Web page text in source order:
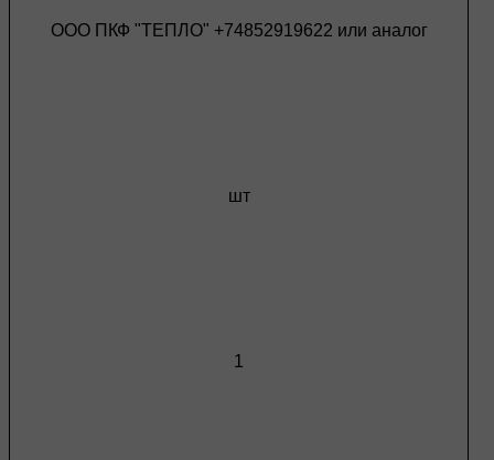
ООО ПКФ "ТЕПЛО" +74852919622 или аналог
шт
1